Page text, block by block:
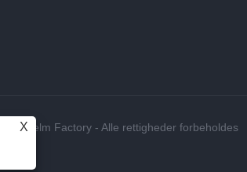
Hjelm Factory - Alle rettigheder forbeholdes
X